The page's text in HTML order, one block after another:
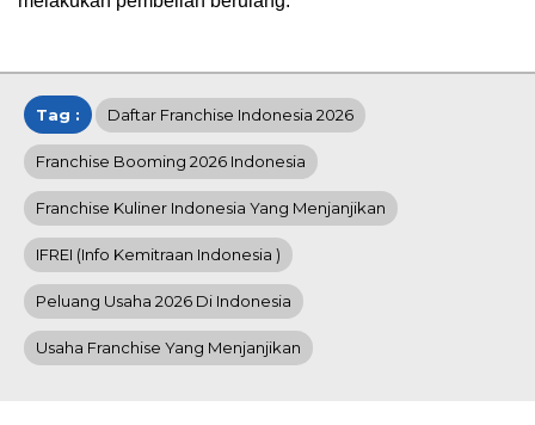
Tag : Daftar Franchise Indonesia 2026
Franchise Booming 2026 Indonesia
Franchise Kuliner Indonesia Yang Menjanjikan
IFREI (info Kemitraan Indonesia )
Peluang Usaha 2026 Di Indonesia
Usaha Franchise Yang Menjanjikan